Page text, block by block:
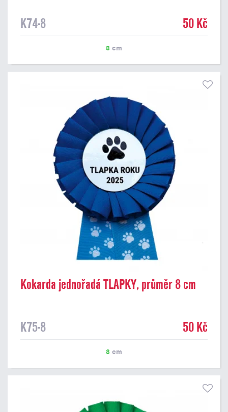
K74-8 50 Kč
8 cm
Kokarda jednořadá TLAPKY, průměr 8 cm
K75-8 50 Kč
8 cm